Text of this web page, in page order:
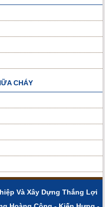
CHÁY
Và Xây Dựng Thắng Lợi